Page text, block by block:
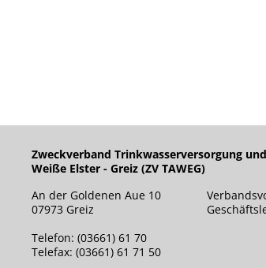
Zweckverband Trinkwasserversorgung
Weiße Elster - Greiz (ZV TAWEG)
An der Goldenen Aue 10
07973 Greiz
Telefon: (03661) 61 70
Telefax: (03661) 61 71 50